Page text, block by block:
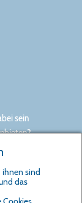
sein
ihnen sind
das